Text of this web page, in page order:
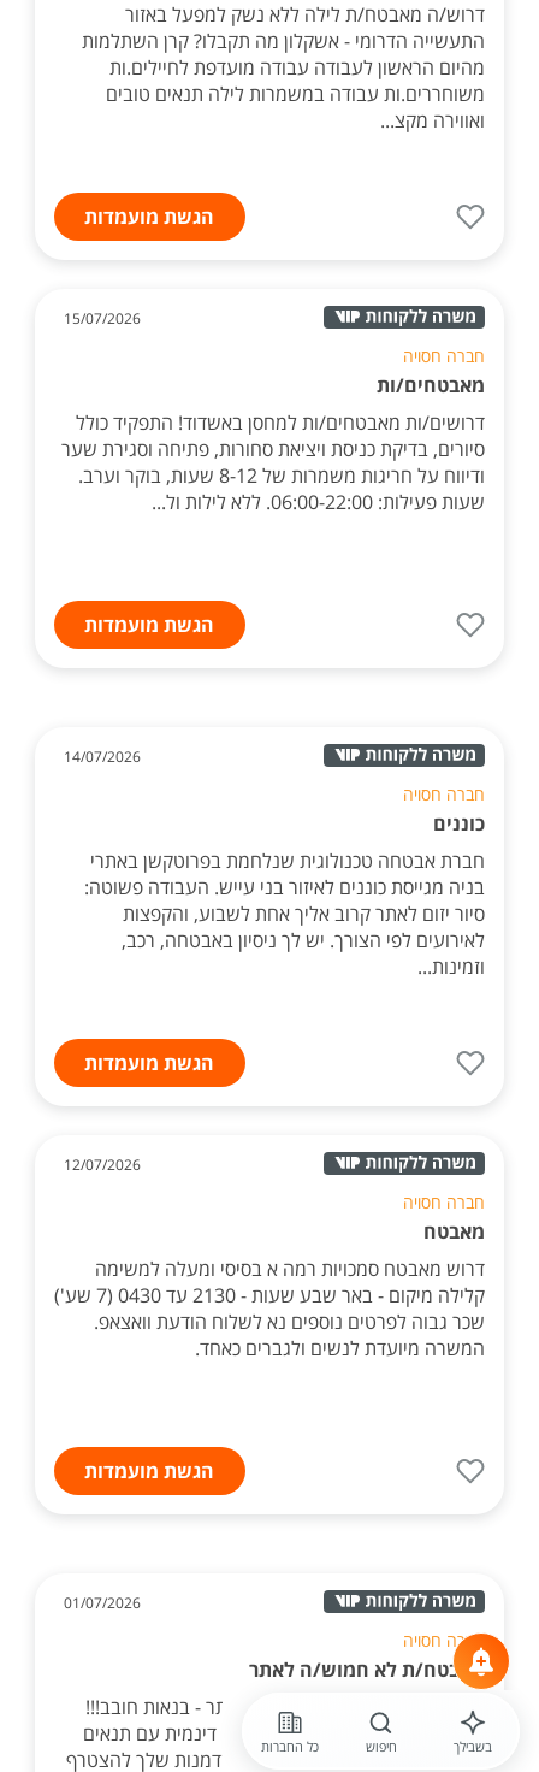
דרוש/ה מאבטח/ת לילה ללא נשק למפעל באזור
התעשייה הדרומי - אשקלון מה תקבלו? קרן השתלמות
מהיום הראשון לעבודה עבודה מועדפת לחיילים.ות
משוחררים.ות עבודה במשמרות לילה תנאים טובים
ואווירה מקצ...
הגשת מועמדות
15/07/2026
חברה חסויה
מאבטחים/ות
דרושים/ות מאבטחים/ות למחסן באשדוד! התפקיד כולל
סיורים, בדיקת כניסת ויציאת סחורות, פתיחה וסגירת שער
ודיווח על חריגות משמרות של 8-12 שעות, בוקר וערב.
שעות פעילות: 06:00-22:00. ללא לילות ול...
הגשת מועמדות
14/07/2026
חברה חסויה
כוננים
חברת אבטחה טכנולוגית שנלחמת בפרוטקשן באתרי
בניה מגייסת כוננים לאיזור בני עייש. העבודה פשוטה:
סיור יזום לאתר קרוב אליך אחת לשבוע, והקפצות
לאירועים לפי הצורך. יש לך ניסיון באבטחה, רכב,
וזמינות...
הגשת מועמדות
12/07/2026
חברה חסויה
מאבטח
דרוש מאבטח סמכויות רמה א בסיסי ומעלה למשימה
קלילה מיקום - באר שבע שעות - 2130 עד 0430 (7 שע')
שכר גבוה לפרטים נוספים נא לשלוח הודעת וואצאפ.
המשרה מיועדת לנשים ולגברים כאחד.
הגשת מועמדות
01/07/2026
חברה חסויה
מאבטח/ת לא חמוש/ה לאתר
דרוש/ה מאבטח/ת לא חמוש/ה לאתר - בנאות חובב!!!
מחפש/ת תפקיד משמעותי בסביבה דינמית עם תנאים
מעולים ואופק לטווח הרחוק? זו ההזדמנות שלך להצטרף
בשבילך חיפוש כל החברות